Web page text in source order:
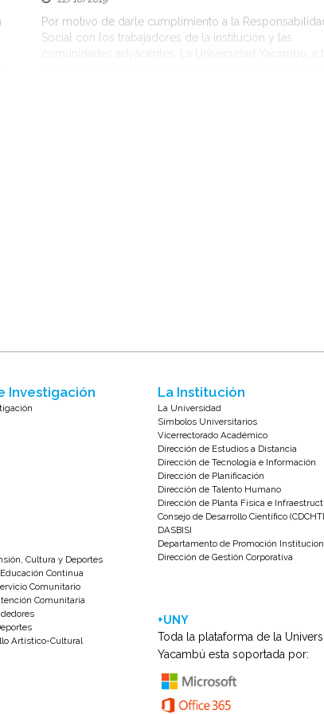
Por motivo de darle cumplimiento a la
Social con los trabajadores de la institución y las
comunidades adyacentes. La Universidad Yacambu, a
Investigación
Cultura y Deportes
Continua
Comunitario
Comunitaria
Artístico-Cultural
La Institución
La Universidad
Símbolos Universitarios
Vicerrectorado Académico
Dirección de Estudios a Distancia
Dirección de Tecnología e Información
Dirección de Planificación
Dirección de Talento Humano
Dirección de Planta Física e
Consejo de Desarrollo Científico
DASBISI
Departamento de Promoción
Dirección de Gestión Corporativa
+UNY
Toda la plataforma de la
Yacambú esta soportada por: